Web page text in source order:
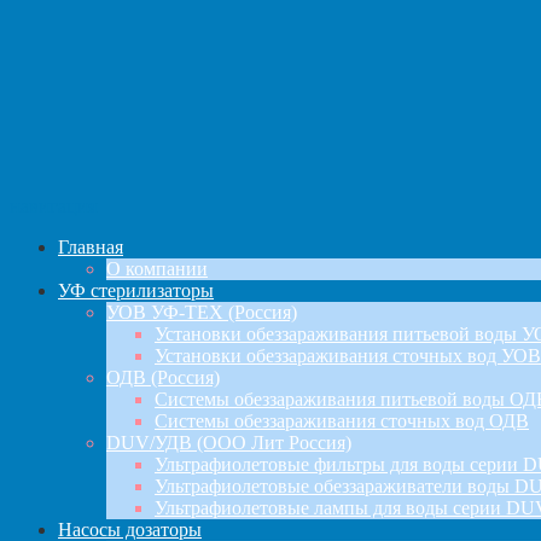
Главная
О компании
УФ стерилизаторы
УОВ УФ-ТЕХ (Россия)
Установки обеззараживания питьевой воды
Установки обеззараживания сточных вод УОВ
ОДВ (Россия)
Системы обеззараживания питьевой воды
Системы обеззараживания сточных вод ОДВ
DUV/УДВ (ООО Лит Россия)
Ультрафиолетовые фильтры для воды серии
Ультрафиолетовые обеззараживатели воды
Ультрафиолетовые лампы для воды серии
Насосы дозаторы